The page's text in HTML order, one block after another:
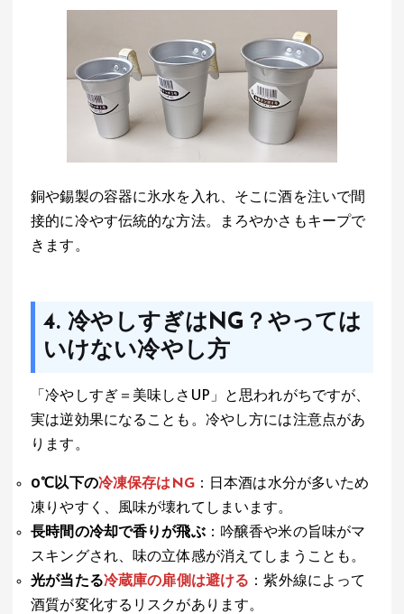
銅や錫製の容器に氷水を入れ、そこに酒を注いで間
接的に冷やす伝統的な方法。まろやかさもキープで
きます。
4. 冷やしすぎはNG？やっては
いけない冷やし方
「冷やしすぎ＝美味しさUP」と思われがちですが、
実は逆効果になることも。冷やし方には注意点があ
ります。
0℃以下の冷凍保存はNG：日本酒は水分が多いため
凍りやすく、風味が壊れてしまいます。
長時間の冷却で香りが飛ぶ：吟醸香や米の旨味がマ
スキングされ、味の立体感が消えてしまうことも。
光が当たる冷蔵庫の扉側は避ける ：紫外線によって
酒質が変化するリスクがあります。